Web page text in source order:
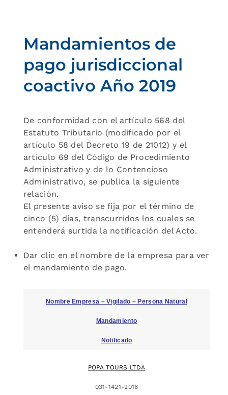
Mandamientos de
pago jurisdiccional
coactivo Año 2019
De conformidad con el artículo 568 del
Estatuto Tributario (modificado por el
artículo 58 del Decreto 19 de 21012) y el
artículo 69 del Código de Procedimiento
Administrativo y de lo Contencioso
Administrativo, se publica la siguiente
relación.
El presente aviso se fija por el término de
cinco (5) días, transcurridos los cuales se
entenderá surtida la notificación del Acto.
Dar clic en el nombre de la empresa para ver
el mandamiento de pago.
Nombre Empresa – Vigilado – Persona Natural
Mandamiento
Notificado
POPA TOURS LTDA
031-1421-2016